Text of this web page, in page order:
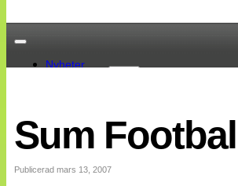
Nyheter
Landslaget
EM 2013
Internationellt
Bildreportage
Sum
Publicerad mars 13, 2007